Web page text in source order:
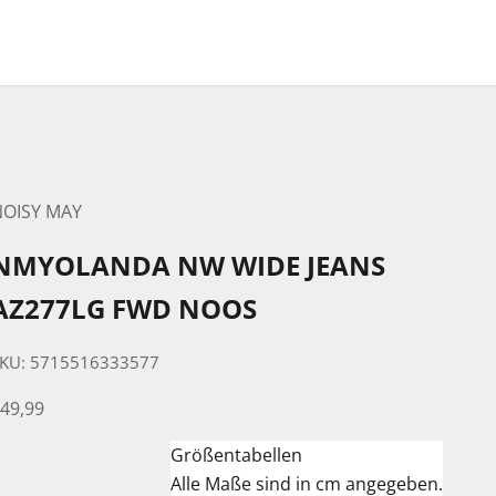
MAY
NW WIDE JEANS
FWD NOOS
5715516333577
Größentabellen
Alle Maße sind in cm angegeben.